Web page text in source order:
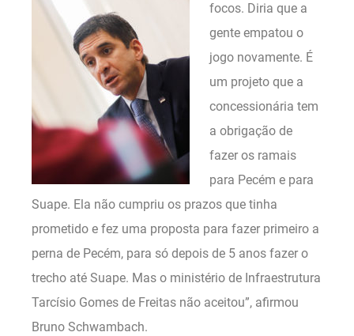
focos. Diria que a
gente empatou o
jogo novamente. É
um projeto que a
concessionária tem
a obrigação de
fazer os ramais
para Pecém e para
Suape. Ela não cumpriu os prazos que tinha
prometido e fez uma proposta para fazer primeiro a
perna de Pecém, para só depois de 5 anos fazer o
trecho até Suape. Mas o ministério de Infraestrutura
Tarcísio Gomes de Freitas não aceitou”, afirmou
Bruno Schwambach.